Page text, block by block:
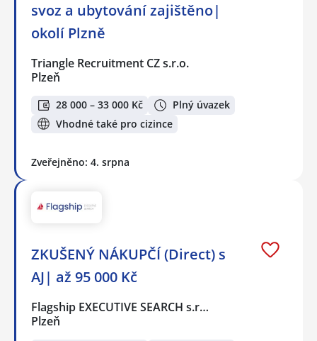
svoz a ubytování zajištěno|
okolí Plzně
Triangle Recruitment CZ s.r.o.
Plzeň
28 000 – 33 000 Kč
Plný úvazek
Vhodné také pro cizince
Zveřejněno: 4. srpna
ZKUŠENÝ NÁKUPČÍ (Direct) s
AJ| až 95 000 Kč
Flagship EXECUTIVE SEARCH s.r…
Plzeň